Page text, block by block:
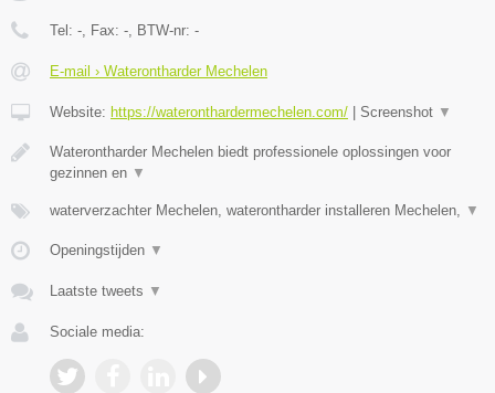
Tel: -, Fax: -, BTW-nr: -
E-mail › Waterontharder Mechelen
Website: https://wateronthardermechelen.com/ Screenshot ▼
Waterontharder Mechelen biedt professionele oplossingen voor
gezinnen en ▼
waterverzachter Mechelen, waterontharder installeren Mechelen, ▼
Openingstijden ▼
Laatste tweets ▼
Sociale media: